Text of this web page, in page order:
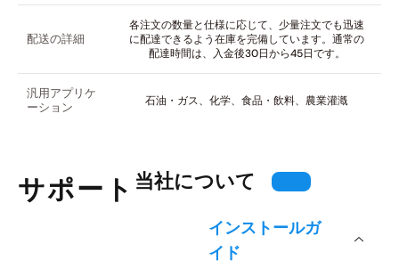
配送の詳細
各注文の数量と仕様に応じて、少量注文でも迅速
に配達できるよう在庫を完備しています。通常の
配達時間は、入金後30日から45日です。
汎用アプリケ
ーション
石油・ガス、化学、食品・飲料、農業灌漑
サポート 当社について
インストールガ
イド